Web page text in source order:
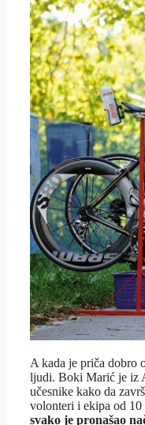
A kada je priča dobro
ljudi. Boki Marić je iz
učesnike kako da
volonteri i ekipa od
svako je pronašao